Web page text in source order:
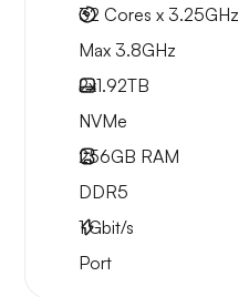
32 Cores x 3.25GHz
Max 3.8GHz
2x1.92TB
NVMe
256GB RAM
DDR5
1Gbit/s
Port